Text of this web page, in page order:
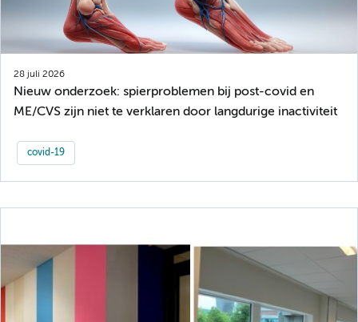
28 juli 2026
Nieuw onderzoek: spierproblemen bij post-covid en
ME/CVS zijn niet te verklaren door langdurige inactiviteit
covid-19